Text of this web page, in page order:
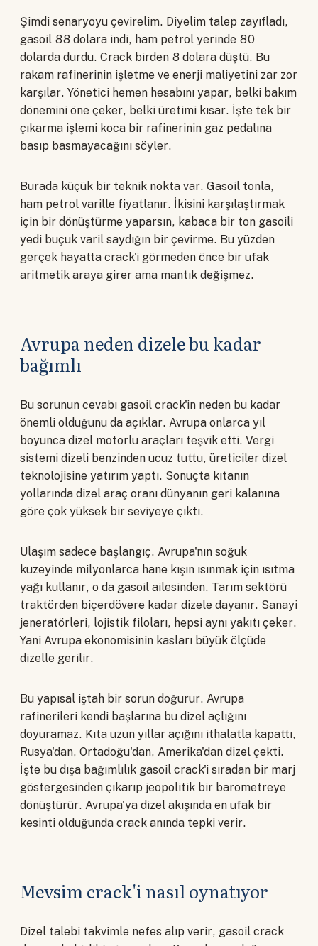
Şimdi senaryoyu çevirelim. Diyelim talep zayıfladı,
gasoil 88 dolara indi, ham petrol yerinde 80
dolarda durdu. Crack birden 8 dolara düştü. Bu
rakam rafinerinin işletme ve enerji maliyetini zar zor
karşılar. Yönetici hemen hesabını yapar, belki bakım
dönemini öne çeker, belki üretimi kısar. İşte tek bir
çıkarma işlemi koca bir rafinerinin gaz pedalına
basıp basmayacağını söyler.
Burada küçük bir teknik nokta var. Gasoil tonla,
ham petrol varille fiyatlanır. İkisini karşılaştırmak
için bir dönüştürme yaparsın, kabaca bir ton gasoili
yedi buçuk varil saydığın bir çevirme. Bu yüzden
gerçek hayatta crack'i görmeden önce bir ufak
aritmetik araya girer ama mantık değişmez.
Avrupa neden dizele bu kadar
bağımlı
Bu sorunun cevabı gasoil crack'in neden bu kadar
önemli olduğunu da açıklar. Avrupa onlarca yıl
boyunca dizel motorlu araçları teşvik etti. Vergi
sistemi dizeli benzinden ucuz tuttu, üreticiler dizel
teknolojisine yatırım yaptı. Sonuçta kıtanın
yollarında dizel araç oranı dünyanın geri kalanına
göre çok yüksek bir seviyeye çıktı.
Ulaşım sadece başlangıç. Avrupa'nın soğuk
kuzeyinde milyonlarca hane kışın ısınmak için ısıtma
yağı kullanır, o da gasoil ailesinden. Tarım sektörü
traktörden biçerdövere kadar dizele dayanır. Sanayi
jeneratörleri, lojistik filoları, hepsi aynı yakıtı çeker.
Yani Avrupa ekonomisinin kasları büyük ölçüde
dizelle gerilir.
Bu yapısal iştah bir sorun doğurur. Avrupa
rafinerileri kendi başlarına bu dizel açlığını
doyuramaz. Kıta uzun yıllar açığını ithalatla kapattı,
Rusya'dan, Ortadoğu'dan, Amerika'dan dizel çekti.
İşte bu dışa bağımlılık gasoil crack'i sıradan bir marj
göstergesinden çıkarıp jeopolitik bir barometreye
dönüştürür. Avrupa'ya dizel akışında en ufak bir
kesinti olduğunda crack anında tepki verir.
Mevsim crack'i nasıl oynatıyor
Dizel talebi takvimle nefes alıp verir, gasoil crack